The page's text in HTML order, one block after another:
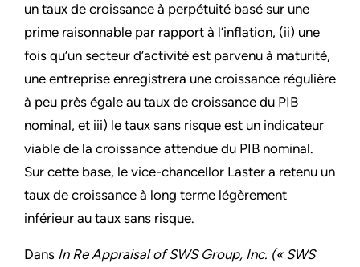
un taux de croissance à perpétuité basé sur une
prime raisonnable par rapport à l’inflation, (ii) une
fois qu’un secteur d’activité est parvenu à maturité,
une entreprise enregistrera une croissance régulière
à peu près égale au taux de croissance du PIB
nominal, et iii) le taux sans risque est un indicateur
viable de la croissance attendue du PIB nominal.
Sur cette base, le vice-chancellor Laster a retenu un
taux de croissance à long terme légèrement
inférieur au taux sans risque.
Dans In Re Appraisal of SWS Group, Inc. (« SWS